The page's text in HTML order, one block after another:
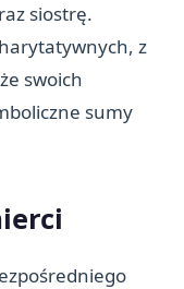
siostrę.
z
swoich
sumy